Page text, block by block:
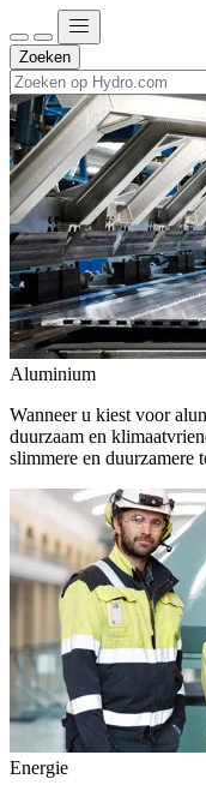
Zoeken
Aluminium
Wanneer u kiest voor
duurzaam en
slimmere en duurzamere
Energie